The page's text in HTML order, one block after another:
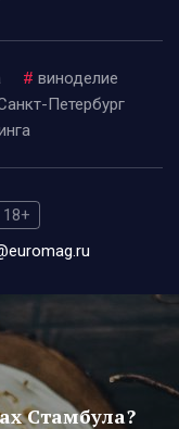
# виноделие
Петербург
18+
Стамбула?